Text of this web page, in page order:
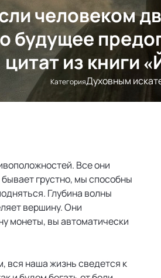
человеком
будущее
цитат из книги
КатегорияДуховным
Все они
грустно, мы способны
Глубина волны
вершину. Они
монеты, вы автоматически
вся наша жизнь сведется к